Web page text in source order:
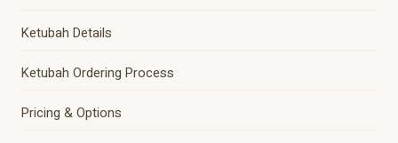
Ketubah Details
Ketubah Ordering Process
Pricing & Options